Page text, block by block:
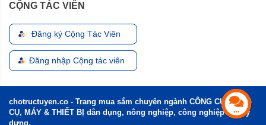
CỘNG TÁC VIÊN
Đăng ký Cộng Tác Viên
Đăng nhập Cộng tác viên
chotructuyen.co - Trang mua sắm chuyên ngành CÔNG CỤ, DỤNG
CỤ, MÁY & THIẾT BỊ dân dụng, nông nghiệp, công nghiệp và xây
dựng.